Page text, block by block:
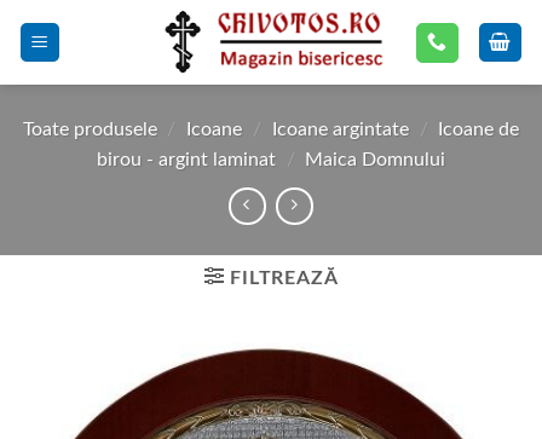
Toate produsele / Icoane / Icoane argintate /
Icoane de
birou - argint laminat
/ Maica Domnului
FILTREAZĂ